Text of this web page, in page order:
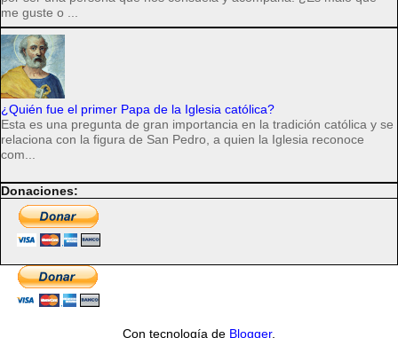
me guste o ...
¿Quién fue el primer Papa de la Iglesia católica?
Esta es una pregunta de gran importancia en la tradición católica y se
relaciona con la figura de San Pedro, a quien la Iglesia reconoce
com...
Donaciones:
Con tecnología de Blogger.